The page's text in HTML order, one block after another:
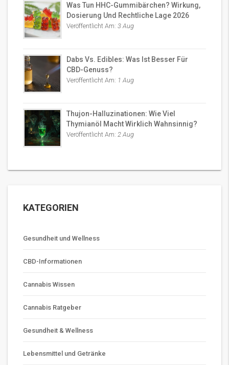
Was Tun HHC-Gummibärchen? Wirkung,
Dosierung Und Rechtliche Lage 2026
Veröffentlicht Am: 3 Aug
Dabs Vs. Edibles: Was Ist Besser Für
CBD-Genuss?
Veröffentlicht Am: 1 Aug
Thujon-Halluzinationen: Wie Viel
Thymianöl Macht Wirklich Wahnsinnig?
Veröffentlicht Am: 2 Aug
KATEGORIEN
Gesundheit und Wellness
CBD-Informationen
Cannabis Wissen
Cannabis Ratgeber
Gesundheit & Wellness
Lebensmittel und Getränke